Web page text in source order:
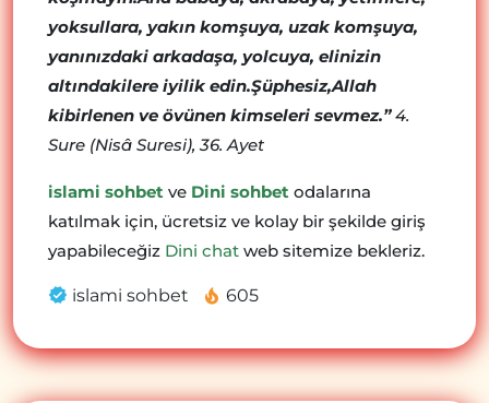
yoksullara, yakın komşuya, uzak komşuya,
yanınızdaki arkadaşa, yolcuya, elinizin
altındakilere iyilik edin.Şüphesiz,Allah
kibirlenen ve övünen kimseleri sevmez.”4.
Sure (Nisâ Suresi), 36. Ayet
islami sohbet ve Dini sohbet odalarına
katılmak için, ücretsiz ve kolay bir şekilde giriş
yapabileceğiz Dini chat web sitemize bekleriz.
islami sohbet 605